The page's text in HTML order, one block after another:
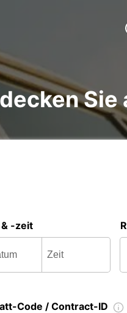
Sie
-zeit
Code / Contract-ID